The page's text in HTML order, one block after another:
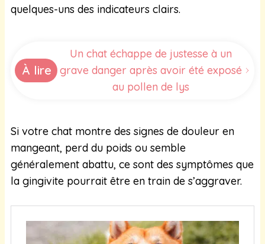
quelques-uns des indicateurs clairs.
À lire
Un chat échappe de justesse à un
grave danger après avoir été exposé
au pollen de lys
Si votre chat montre des signes de douleur en
mangeant, perd du poids ou semble
généralement abattu, ce sont des symptômes que
la gingivite pourrait être en train de s’aggraver.